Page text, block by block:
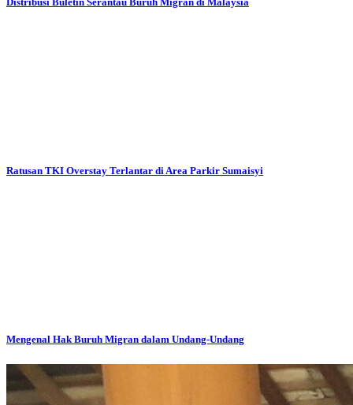
Ratusan TKI Overstay Terlantar di Area Parkir Sumaisyi
Mengenal Hak Buruh Migran dalam Undang-Undang